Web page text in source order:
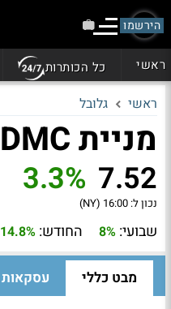
הירשמו
ראשי כל הכותרות
ראשי גלובל
מניית DMC גלובל (BOOM)
7.52
3.3%
נכון ל: 16:00 (NY)
שבועי: 8% החודש: 14.8%
מבט כללי עסקאות